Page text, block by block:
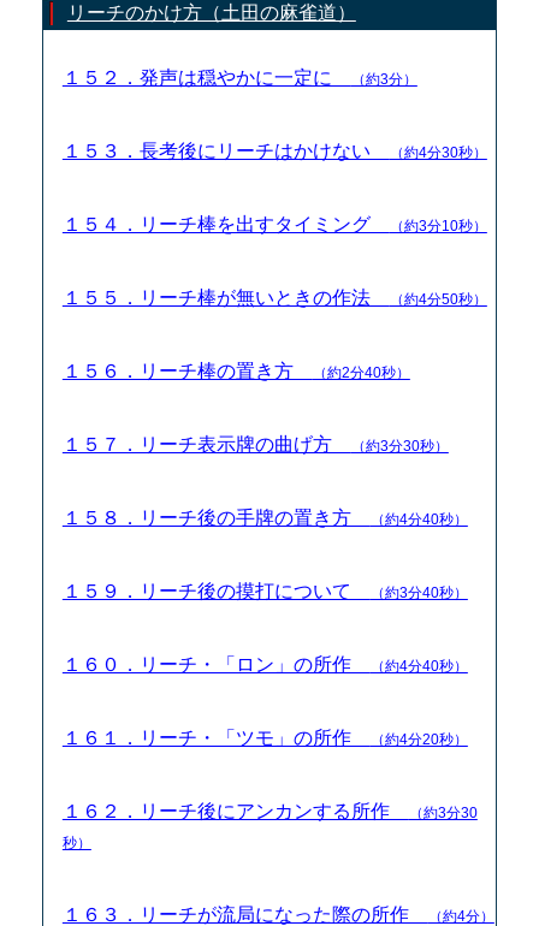
リーチのかけ方（土田の麻雀道）
１５２．発声は穏やかに一定に （約3分）
１５３．長考後にリーチはかけない （約4分30秒）
１５４．リーチ棒を出すタイミング （約3分10秒）
１５５．リーチ棒が無いときの作法 （約4分50秒）
１５６．リーチ棒の置き方 （約2分40秒）
１５７．リーチ表示牌の曲げ方 （約3分30秒）
１５８．リーチ後の手牌の置き方 （約4分40秒）
１５９．リーチ後の摸打について （約3分40秒）
１６０．リーチ・「ロン」の所作 （約4分40秒）
１６１．リーチ・「ツモ」の所作 （約4分20秒）
１６２．リーチ後にアンカンする所作
（約3分30
秒）
１６３．リーチが流局になった際の所作 （約4分）